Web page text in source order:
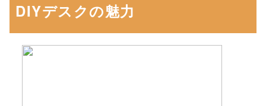
DIYデスクの魅力